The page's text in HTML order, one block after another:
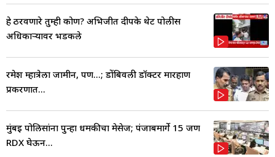
हे ठरवणारे तुम्ही कोण? अभिजीत दीपके थेट पोलीस
अधिकाऱ्यावर भडकले
रमेश म्हात्रेला जामीन, पण...; डोंबिवली डॉक्टर मारहाण
प्रकरणात...
मुंबई पोलिसांना पुन्हा धमकीचा मेसेज; पंजाबमार्गे 15 जण
RDX घेऊन...